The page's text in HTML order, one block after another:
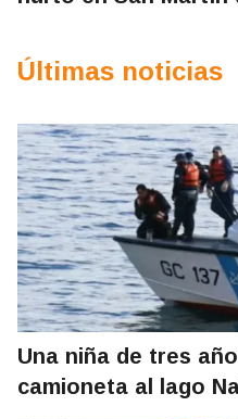
Últimas noticias
Una niña de tres
camioneta al lago